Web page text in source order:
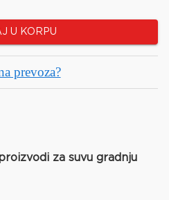
U KORPU
prevoza?
za suvu gradnju